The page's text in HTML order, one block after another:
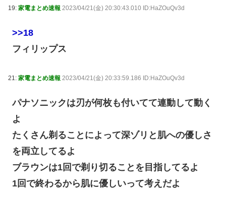
19: 家電まとめ速報 2023/04/21(金) 20:30:43.010 ID:HaZOuQv3d
>>18
フィリップス
21: 家電まとめ速報 2023/04/21(金) 20:33:59.186 ID:HaZOuQv3d
パナソニックは刃が何枚も付いてて連動して動く
よ
たくさん剃ることによって深ゾリと肌への優しさ
を両立してるよ
ブラウンは1回で剃り切ることを目指してるよ
1回で終わるから肌に優しいって考えだよ